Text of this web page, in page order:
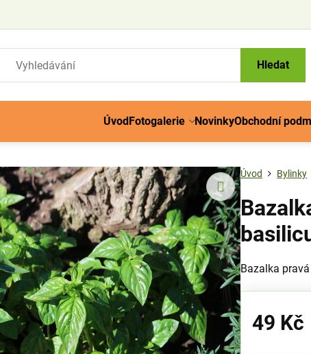
Hledat
ÚvodFotogalerie NovinkyObchodní
Úvod Bylinky
Bazalka
49 Kč